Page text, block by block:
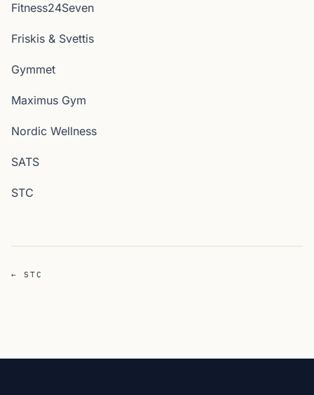
Fitness24Seven
Friskis & Svettis
Gymmet
Maximus Gym
Nordic Wellness
SATS
STC
← STC